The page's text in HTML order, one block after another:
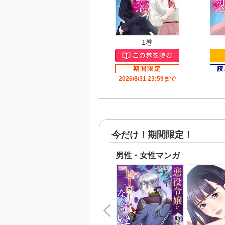
1巻
2026/8/31 23:59まで
今だけ！期間限定！
男性・女性マンガ